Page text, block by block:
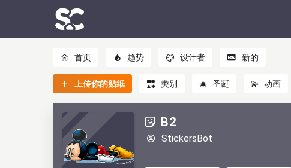
首页 趋势 设计者 新的
上传你的贴纸 类别 🎄 圣诞 💫 动画
B2
StickersBot